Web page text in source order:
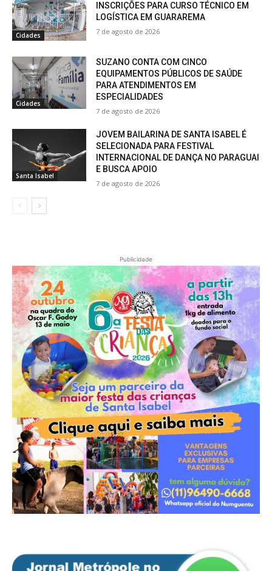
Cidades
INSCRIÇÕES PARA CURSO TÉCNICO EM
LOGÍSTICA EM GUARAREMA
7 de agosto de 2026
Cidades
SUZANO CONTA COM CINCO
EQUIPAMENTOS PÚBLICOS DE SAÚDE
PARA ATENDIMENTOS EM
ESPECIALIDADES
7 de agosto de 2026
Santa Isabel
JOVEM BAILARINA DE SANTA ISABEL É
SELECIONADA PARA FESTIVAL
INTERNACIONAL DE DANÇA NO PARAGUAI
E BUSCA APOIO
7 de agosto de 2026
Publicidade